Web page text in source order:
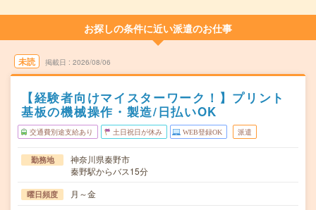
お探しの条件に近い派遣のお仕事
未読 掲載日 2026/08/06
【経験者向けマイスターワーク！】プリント
基板の機械操作・製造/日払いOK
交通費別途支給あり 土日祝日が休み WEB登録OK 派遣
勤務地
神奈川県秦野市
秦野駅からバス15分
曜日頻度 月～金